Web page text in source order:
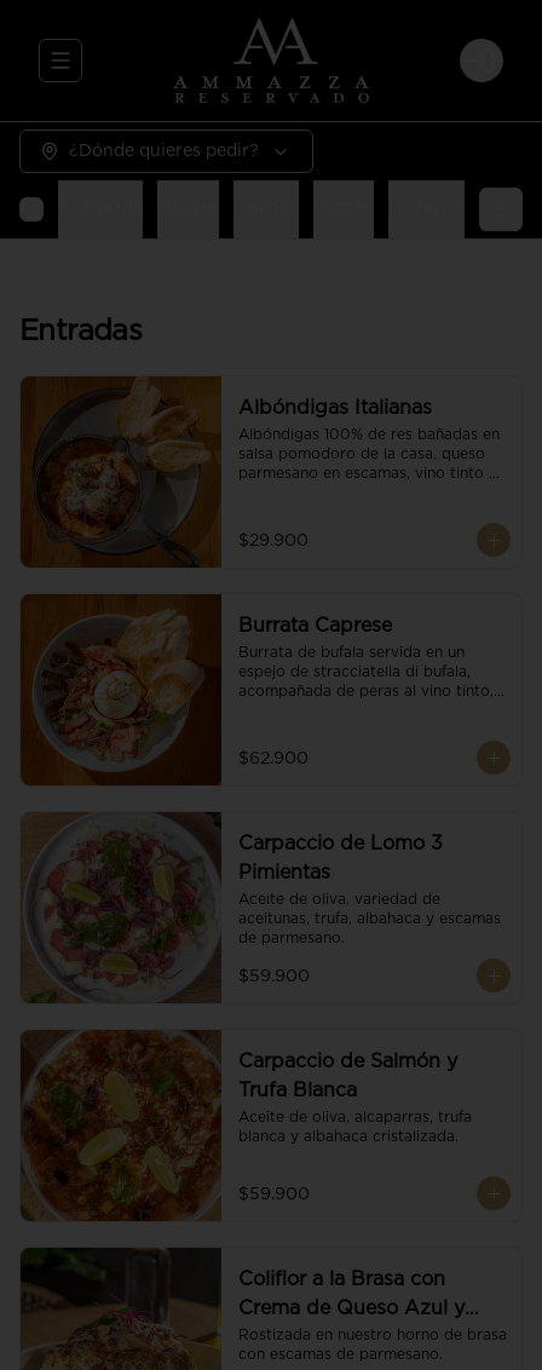
Abrir menu de navegación Login
¿Dónde quieres pedir?
Entradas
Albóndigas Italianas
Albóndigas 100% de res bañadas en
salsa pomodoro de la casa, queso
parmesano en escamas, vino tinto y
$29.900
Burrata Caprese
Burrata de bufala servida en un
espejo de stracciatella di bufala,
acompañada de peras al vino tinto,
pesto y reducción de balsámico.
$62.900
Carpaccio de Lomo 3
Pimientas
Aceite de oliva, variedad de
aceitunas, trufa, albahaca y escamas
de parmesano.
$59.900
Carpaccio de Salmón y
Trufa Blanca
Aceite de oliva, alcaparras, trufa
blanca y albahaca cristalizada.
$59.900
Coliflor a la Brasa con
Crema de Queso Azul y
Vino
Rostizada en nuestro horno de brasa
con escamas de parmesano.